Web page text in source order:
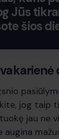
Jūs
šios
jog taip
jau ne
augina